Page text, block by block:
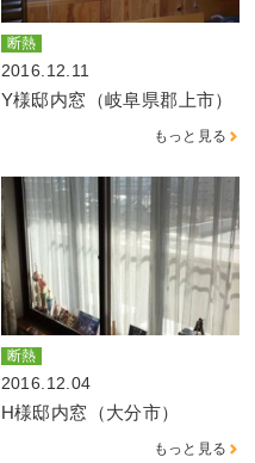
断熱
2016.12.11
Y様邸内窓（岐阜県郡上市）
もっと見る
断熱
2016.12.04
H様邸内窓（大分市）
もっと見る